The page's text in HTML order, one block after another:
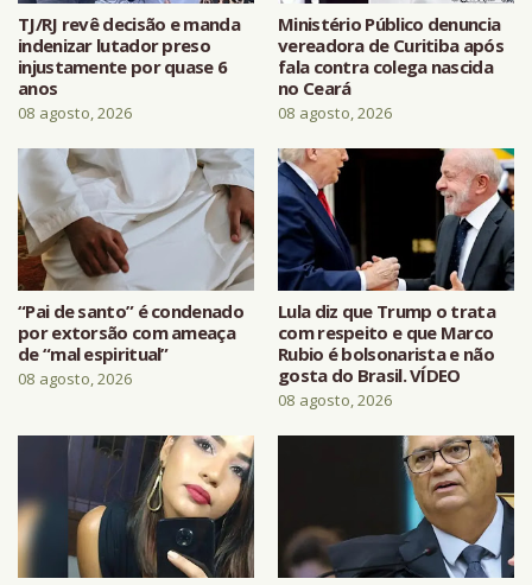
TJ/RJ revê decisão e manda
indenizar lutador preso
injustamente por quase 6
anos
08 agosto, 2026
Ministério Público denuncia
vereadora de Curitiba após
fala contra colega nascida
no Ceará
08 agosto, 2026
“Pai de santo” é condenado
por extorsão com ameaça
de “mal espiritual”
08 agosto, 2026
Lula diz que Trump o trata
com respeito e que Marco
Rubio é bolsonarista e não
gosta do Brasil. VÍDEO
08 agosto, 2026